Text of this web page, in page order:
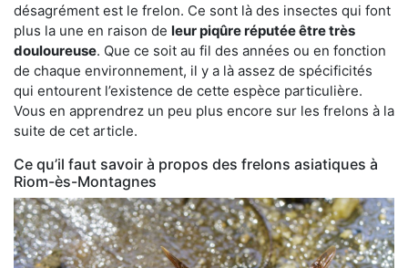
désagrément est le frelon. Ce sont là des insectes qui font
plus la une en raison de leur piqûre réputée être très
douloureuse. Que ce soit au fil des années ou en fonction
de chaque environnement, il y a là assez de spécificités
qui entourent l’existence de cette espèce particulière.
Vous en apprendrez un peu plus encore sur les frelons à la
suite de cet article.
Ce qu’il faut savoir à propos des frelons asiatiques à
Riom-ès-Montagnes